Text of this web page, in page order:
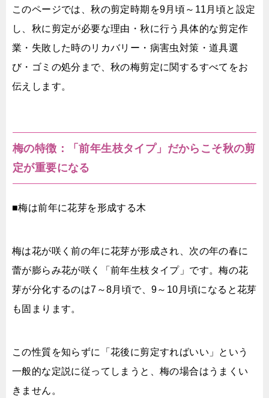
このページでは、秋の剪定時期を9月頃～11月頃と設定
し、秋に剪定が必要な理由・秋に行う具体的な剪定作
業・失敗した時のリカバリー・病害虫対策・道具選
び・ゴミの処分まで、秋の梅剪定に関するすべてをお
伝えします。
梅の特徴：「前年生枝タイプ」だからこそ秋の剪
定が重要になる
■梅は前年に花芽を形成する木
梅は花が咲く前の年に花芽が形成され、次の年の春に
蕾が膨らみ花が咲く「前年生枝タイプ」です。梅の花
芽が分化するのは7～8月頃で、9～10月頃になると花芽
も固まります。
この性質を知らずに「花後に剪定すればいい」という
一般的な定説に従ってしまうと、梅の場合はうまくい
きません。